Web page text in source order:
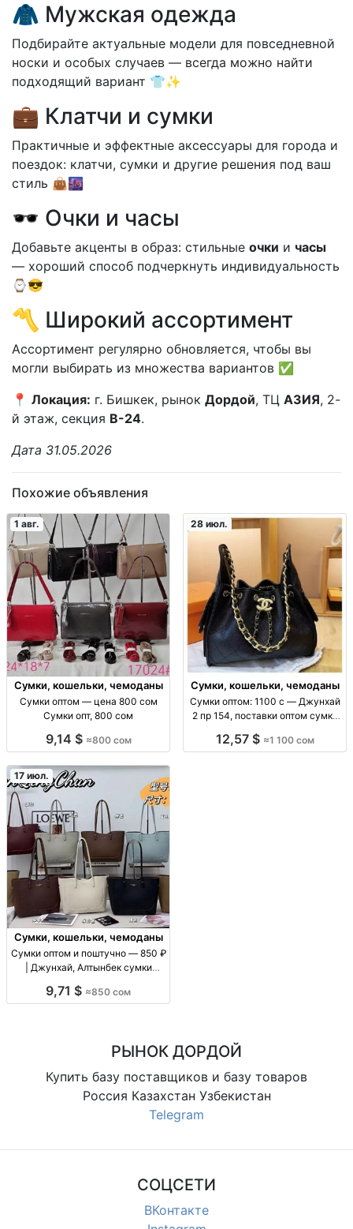
🧥 Мужская одежда
Подбирайте актуальные модели для повседневной
носки и особых случаев — всегда можно найти
подходящий вариант 👕✨
💼 Клатчи и сумки
Практичные и эффектные аксессуары для города и
поездок: клатчи, сумки и другие решения под ваш
стиль 👜🌆
🕶 Очки и часы
Добавьте акценты в образ: стильные очки и часы
— хороший способ подчеркнуть индивидуальность
⌚😎
〽️ Широкий ассортимент
Ассортимент регулярно обновляется, чтобы вы
могли выбирать из множества вариантов ✅
📍 Локация: г. Бишкек, рынок Дордой, ТЦ АЗИЯ, 2-
й этаж, секция В-24.
Дата 31.05.2026
Похожие объявления
1 авг.
Сумки, кошельки, чемоданы
Сумки оптом — цена 800 сом
Сумки опт, 800 сом
9,14 $ ≈800 сом
28 июл.
Сумки, кошельки, чемоданы
Сумки оптом: 1100 с — Джунхай
2 пр 154, поставки оптом сумки
154»), цена 1100 с, поставки для
12,57 $ ≈1 100 сом
17 июл.
Сумки, кошельки, чемоданы
Сумки оптом и поштучно — 850 ₽
| Джунхай, Алтынбек сумки
по модели, повседневные, для
9,71 $ ≈850 сом
РЫНОК ДОРДОЙ
Купить базу поставщиков и базу товаров
Россия Казахстан Узбекистан
Telegram
СОЦСЕТИ
ВКонтакте